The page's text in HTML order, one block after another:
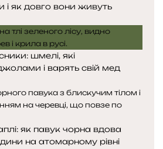
і як довго вони живуть
шмелі, які
і варять свій мед
як павук чорна вдова
на атомарному рівні